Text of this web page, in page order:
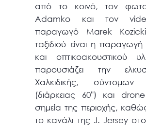
από το κοινό, τον
Adamko και τον
παραγωγό Marek
ταξιδιού είναι η
και οπτικοακουστικού
παρουσιάζει την
Χαλκιδικής,
(διάρκειας 60'') και
σημεία της περιοχής,
το κανάλι της J. Jersey